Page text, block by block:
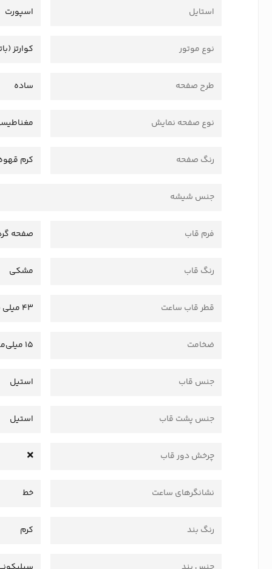
استایل اسپورت
نوع موتور کوارتز
طرح صفحه ساده
نوع صفحه نمایش
رنگ صفحه کرم
جنس شیشه
فرم قاب صفحه
رنگ قاب مشکی
قطر قاب ساعت 43 میلی متر
ضخامت 15 میلی‌متر
جنس قاب استیل
جنس پشت قاب استیل
چرخش دور قاب
نشانگرهای ساعت خط
رنگ بند کرم